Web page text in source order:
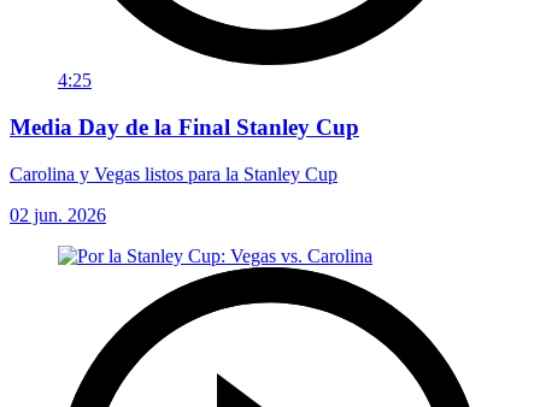
4:25
Media Day de la Final Stanley Cup
Carolina y Vegas listos para la Stanley Cup
02 jun. 2026